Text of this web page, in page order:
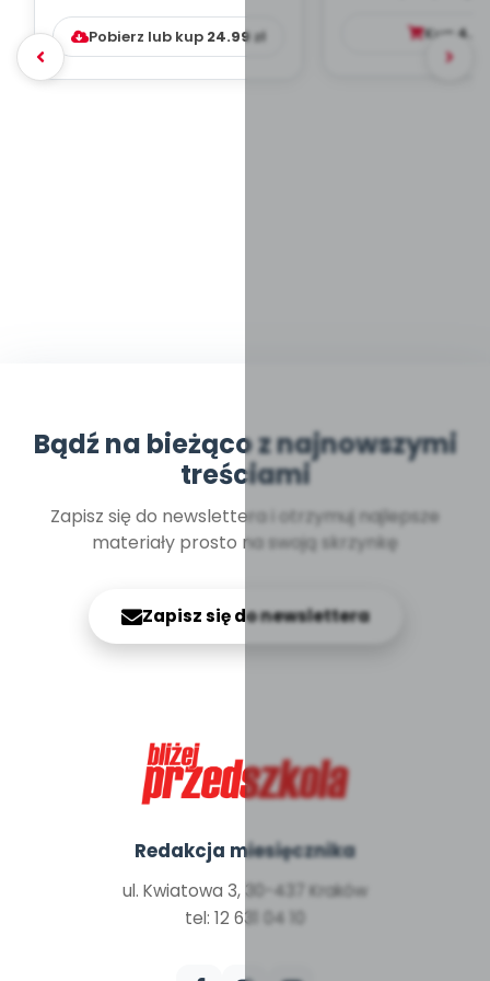
DYDAKTYC...
Pobierz lub kup 24.99zł Kup
Bądź na bieżąco z najnowszymi
treściami
Zapisz się do newslettera i otrzymuj najlepsze
materiały prosto na swoją skrzynkę
Zapisz się do newslettera
Redakcja miesięcznika
ul. Kwiatowa 3, 30-437 Kraków
tel: 12 631 04 10